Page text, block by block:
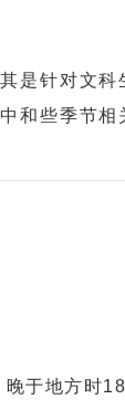
是针对文科
和些季节相
于地方时18